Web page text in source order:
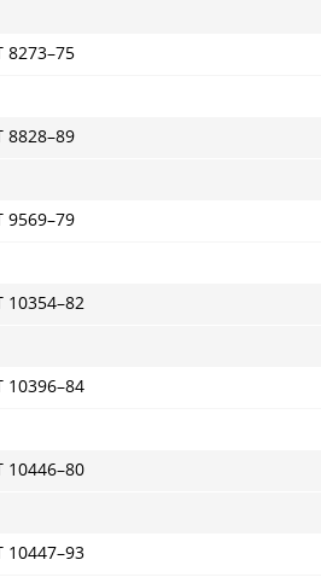
8273–75
8828–89
9569–79
10354–82
10396–84
10446–80
10447–93